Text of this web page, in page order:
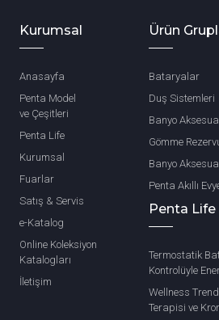
Kurumsal
Anasayfa
Penta Model
ve Çeşitleri
Penta Life
Kurumsal
Fuarlar
Satış & Servis
e-Katalog
Online Koleksiyon
Katalogları
İletişim
Ürün
Bataryalar
Duş Sistemleri
Banyo
Gömme
Banyo
Penta Akıllı
Penta Life
Termostatik
Kontrolüyle
Wellness
Terapisi ve